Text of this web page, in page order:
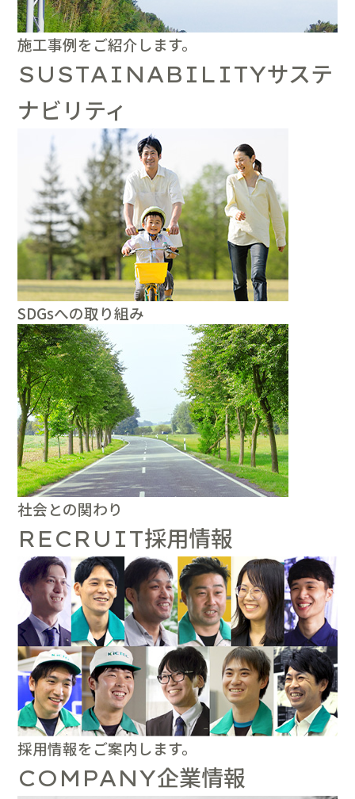
施工事例をご紹介します。
SUSTAINABILITYサステ
ナビリティ
SDGsへの取り組み
社会との関わり
RECRUIT採用情報
採用情報をご案内します。
COMPANY企業情報